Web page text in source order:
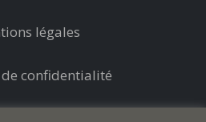
légales
confidentialité